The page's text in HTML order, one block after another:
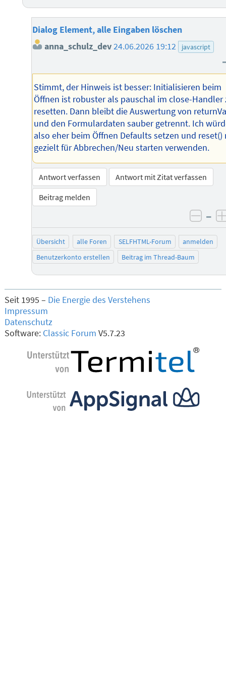
Dialog Element, alle Eingaben löschen
anna_schulz_dev24.06.2026 19:12 javascript
Stimmt, der Hinweis ist besser: Initialisieren beim
Öffnen ist robuster als pauschal im close-Handler
resetten. Dann bleibt die Auswertung von
und den Formulardaten sauber getrennt. Ich
also eher beim Öffnen Defaults setzen und reset()
gezielt für Abbrechen/Neu starten verwenden.
Antwort verfassen
Antwort mit Zitat verfassen
Beitrag melden
–
Übersicht alle Foren SELFHTML-Forum
anmelden
Benutzerkonto erstellen
Beitrag im Thread-Baum
Seit 1995 – Die Energie des Verstehens
Impressum
Datenschutz
Software: Classic Forum V5.7.23